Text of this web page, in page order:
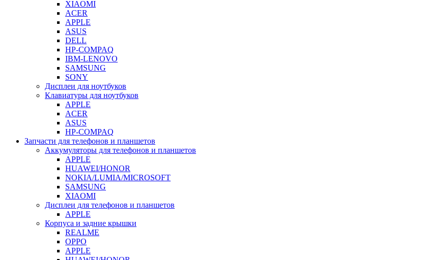
XIAOMI
ACER
APPLE
ASUS
DELL
HP-COMPAQ
IBM-LENOVO
SAMSUNG
SONY
Дисплеи для ноутбуков
Клавиатуры для ноутбуков
APPLE
ACER
ASUS
HP-COMPAQ
Запчасти для телефонов и планшетов
Аккумуляторы для телефонов и планшетов
APPLE
HUAWEI/HONOR
NOKIA/LUMIA/MICROSOFT
SAMSUNG
XIAOMI
Дисплеи для телефонов и планшетов
APPLE
Корпуса и задние крышки
REALME
OPPO
APPLE